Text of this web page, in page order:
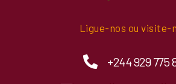
Ligue-nos ou visite-
+244 929 775